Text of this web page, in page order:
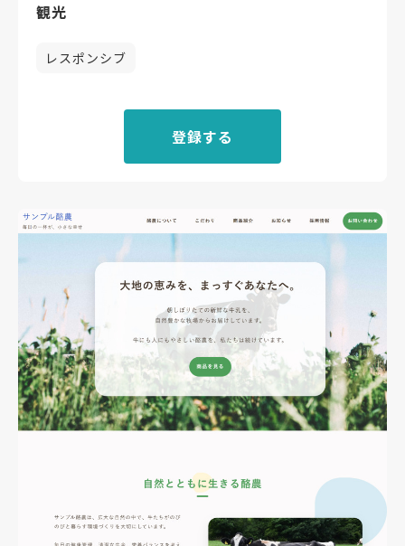
観光
レスポンシブ
登録する